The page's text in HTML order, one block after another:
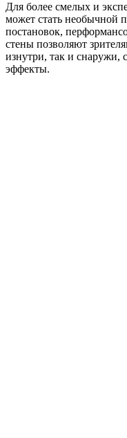
Для более смелых и
может стать необычной
постановок,
стены позволяют
изнутри, так и снаружи,
эффекты.